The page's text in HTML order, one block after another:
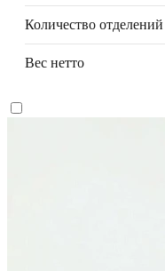
Количество отделений
Вес нетто